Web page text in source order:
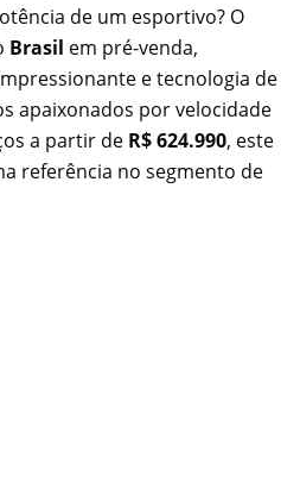
de um esportivo? O
Brasil em pré-venda,
e tecnologia de
apaixonados por velocidade
a partir de R$ 624.990, este
referência no segmento de